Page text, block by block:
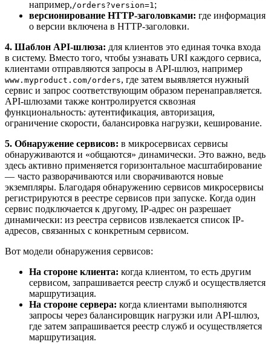
например,/orders?version=1;
версионирование HTTP-заголовками: где информация
о версии включена в HTTP-заголовки.
4. Шаблон API-шлюза: для клиентов это единая точка входа
в систему. Вместо того, чтобы узнавать URI каждого сервиса,
клиентами отправляются запросы в API-шлюз, например
www.myproduct.com/orders, где затем выявляется нужный
сервис и запрос соответствующим образом перенаправляется.
API-шлюзами также контролируется сквозная
функциональность: аутентификация, авторизация,
ограничение скорости, балансировка нагрузки, кеширование.
5. Обнаружение сервисов: в микросервисах сервисы
обнаруживаются и «общаются» динамически. Это важно, ведь
здесь активно применяется горизонтальное масштабирование
— часто разворачиваются или сворачиваются новые
экземпляры. Благодаря обнаружению сервисов микросервисы
регистрируются в реестре сервисов при запуске. Когда один
сервис подключается к другому, IP-адрес он разрешает
динамически: из реестра сервисов извлекается список IP-
адресов, связанных с конкретным сервисом.
Вот модели обнаружения сервисов:
На стороне клиента: когда клиентом, то есть другим
сервисом, запрашивается реестр служб и осуществляется
маршрутизация.
На стороне сервера: когда клиентами выполняются
запросы через балансировщик нагрузки или API-шлюз,
где затем запрашивается реестр служб и осуществляется
маршрутизация.